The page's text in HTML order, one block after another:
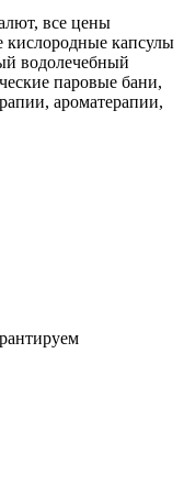
все цены
кислородные капсулы
водолечебный
паровые бани,
ароматерапии,